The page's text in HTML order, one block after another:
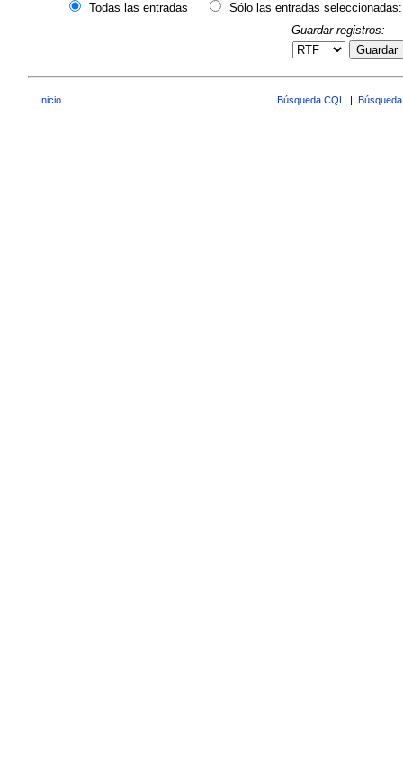
Todas las entradas
Sólo las entradas seleccionadas:
Guardar registros:
Guardar
Inicio Búsqueda CQL